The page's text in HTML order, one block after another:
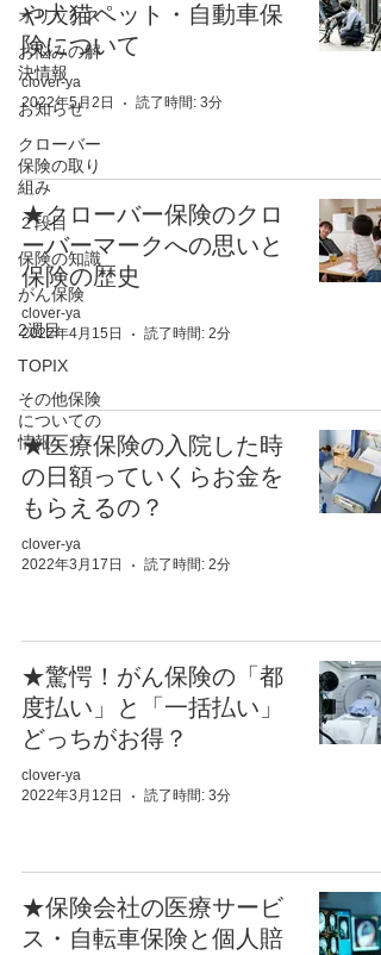
オリックス
お悩みの解
決情報
お知らせ
クローバー
保険の取り
組み
２段目
保険の知識
がん保険
2週目
TOPIX
その他保険
についての
情報
や犬猫ペット・自動車保
険について
clover-ya
2022年5月2日
読了時間: 3分
★クローバー保険のクロ
ーバーマークへの思いと
保険の歴史
clover-ya
2022年4月15日
読了時間: 2分
★医療保険の入院した時
の日額っていくらお金を
もらえるの？
clover-ya
2022年3月17日
読了時間: 2分
★驚愕！がん保険の「都
度払い」と「一括払い」
どっちがお得？
clover-ya
2022年3月12日
読了時間: 3分
★保険会社の医療サービ
ス・自転車保険と個人賠